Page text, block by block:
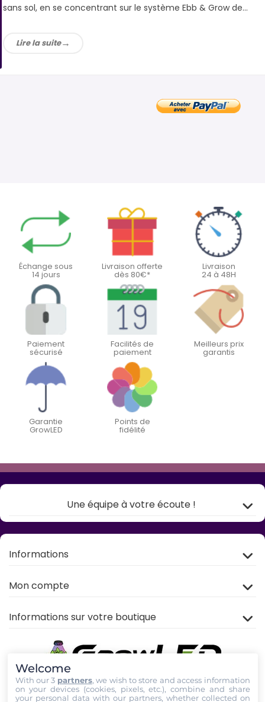
sans sol, en se concentrant sur le système Ebb & Grow de...
Lire la suite
Échange sous
14 jours
Livraison offerte
dès 80€*
Livraison
24 à 48H
Paiement
sécurisé
Facilités de
paiement
Meilleurs prix
garantis
Garantie
GrowLED
Points de
fidélité
Une équipe à votre écoute !
Informations
Mon compte
Informations sur votre boutique
Welcome
With our 3 partners, we wish to store and access information
on your devices (cookies, pixels, etc.), combine and share
your personal data with our partners, whether collected on